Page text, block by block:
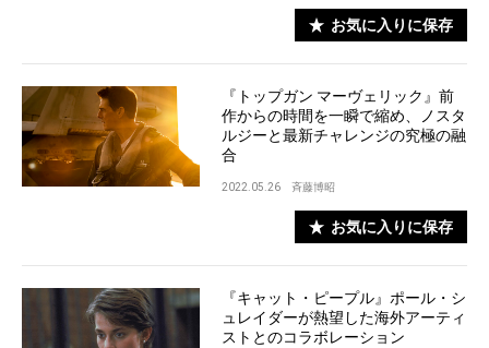
お気に入りに保存
『トップガン マーヴェリック』前
作からの時間を一瞬で縮め、ノスタ
ルジーと最新チャレンジの究極の融
合
2022.05.26 斉藤博昭
お気に入りに保存
『キャット・ピープル』ポール・シ
ュレイダーが熱望した海外アーティ
ストとのコラボレーション